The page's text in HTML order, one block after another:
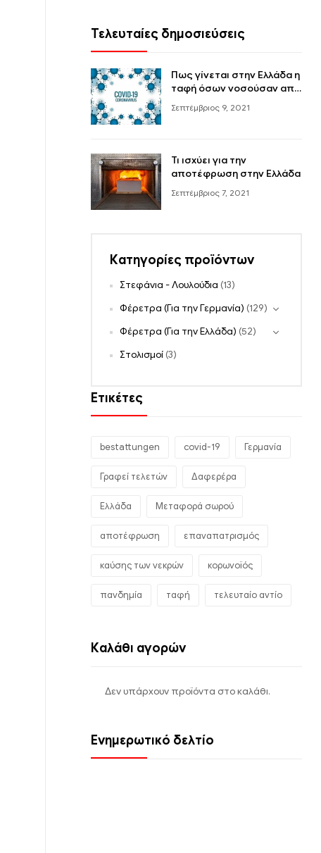
Τελευταίες δημοσιεύσεις
Πως γίνεται στην Ελλάδα η
ταφή όσων νοσούσαν από
Σεπτέμβριος 9, 2021
Τι ισχύει για την
αποτέφρωση στην Ελλάδα
Σεπτέμβριος 7, 2021
Κατηγορίες προϊόντων
Στεφάνια - Λουλούδια (13)
Φέρετρα (Για την Γερμανία) (129)
Φέρετρα (Για την Ελλάδα) (52)
Στολισμοί (3)
Ετικέτες
bestattungen covid-19 Γερμανία
Γραφεί τελετών Δαφερέρα
Ελλάδα Μεταφορά σωρού
αποτέφρωση επαναπατρισμός
καύσης των νεκρών κορωνοϊός
πανδημία ταφή τελευταίο αντίο
Καλάθι αγορών
Δεν υπάρχουν προϊόντα στο καλάθι.
Ενημερωτικό δελτίο